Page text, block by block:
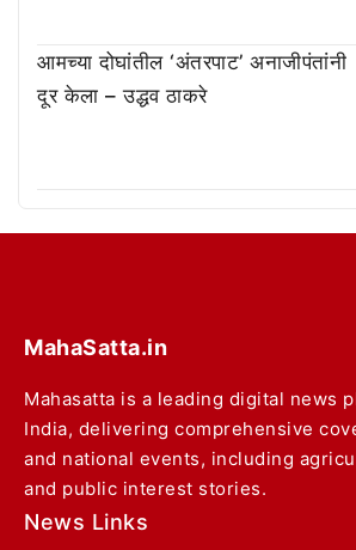
आमच्या दोघांतील ‘अंतरपाट’ अनाजीपंतांनी
दूर केला – उद्धव ठाकरे
MahaSatta.in
Mahasatta is a leading digital news
India, delivering comprehensive
and national events, including
and public interest stories.
News Links